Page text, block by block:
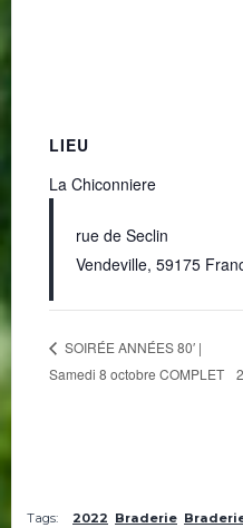
LIEU
La Chiconniere
rue de Seclin
Vendeville, 59175
SOIRÉE ANNÉES 80′ |
Samedi 8 octobre COMPLET
Tags: 2022 Braderie